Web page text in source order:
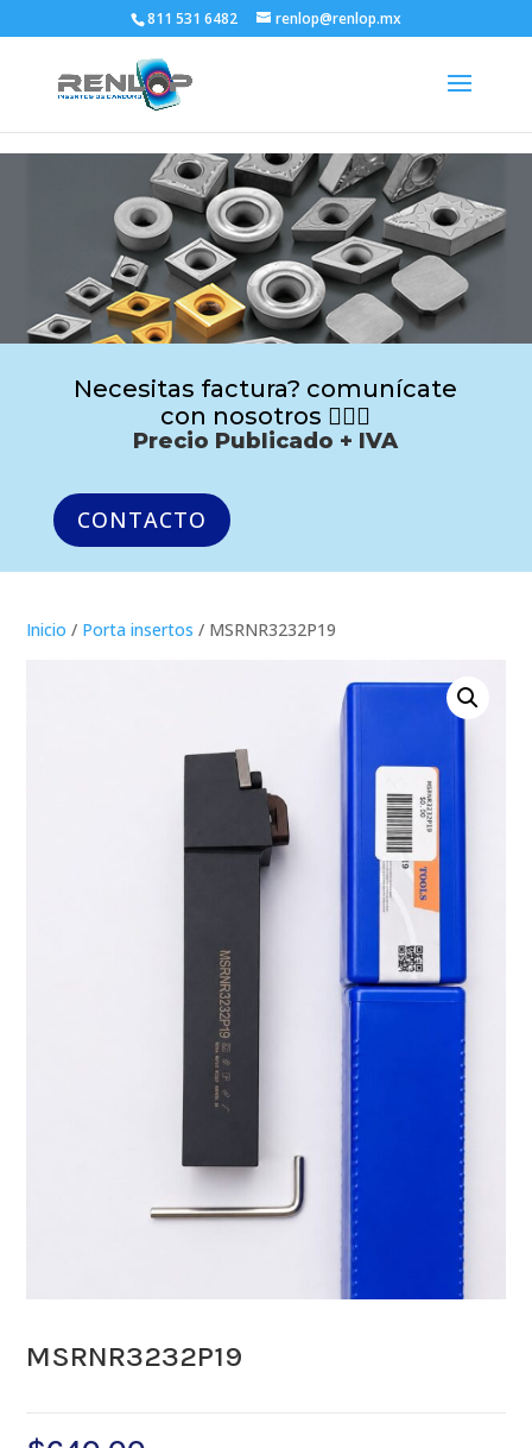
811 531 6482 renlop@renlop.mx
Necesitas factura? comunícate
con nosotros 🙋🏻‍♂️
Precio Publicado + IVA
CONTACTO
Inicio / Porta insertos / MSRNR3232P19
MSRNR3232P19